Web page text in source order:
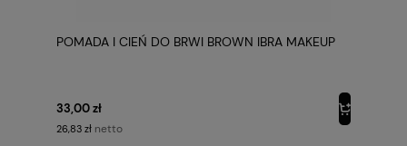
POMADA I CIEŃ DO BRWI BROWN IBRA MAKEUP
33,00 zł
26,83 zł netto